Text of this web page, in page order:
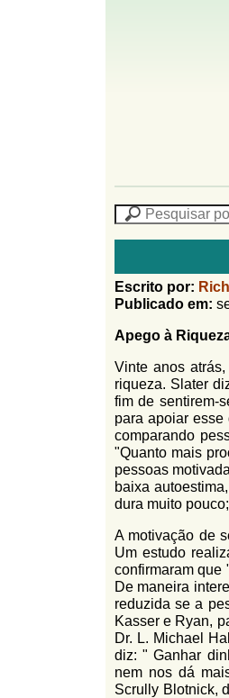
l
f
i
n
h
o
N
L
o
o
M
n
F
r
m
u
l
á
r
i
o
d
e
b
u
s
c
a
e
u
i
a
o
G
o
l
f
i
n
h
o
Escrito por:
Publicado em:
Apego à
Vinte anos
riqueza. Slater
fim de sentirem-
para apoiar
comparando
"Quanto mais
pessoas
baixa
dura muito
A motivação de
Um estudo
confirmaram que
De maneira
reduzida se a
Kasser e Ryan,
Dr. L. Michael
diz: " Ganhar
nem nos dá
Scrully Blotnick,